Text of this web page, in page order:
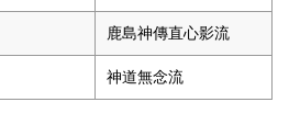
鹿島神傳直心影流
神道無念流